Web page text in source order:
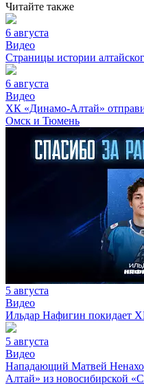
Читайте также
6 августа
Видео
Страницы истории
6 августа
Видео
ХК «Динамо-Алтай»
Омск и Тюмень
5 августа
Видео
Ильдар Нафигин покидает
5 августа
Видео
Нападающий Матвей
Алтай» из новосибирской